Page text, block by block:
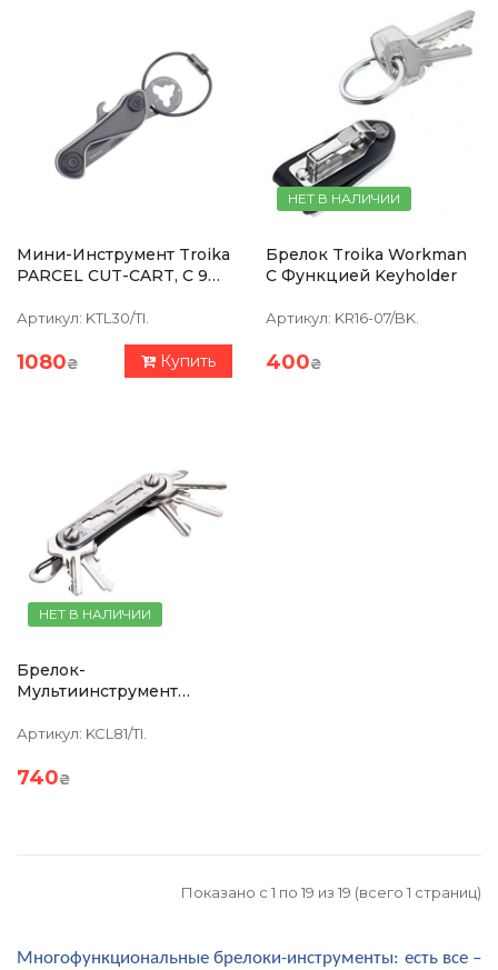
Мини-Инструмент Troika
PARCEL CUT-CART, С 9
Титан
Артикул: KTL30/TI.
1080₴ Купить
НЕТ В НАЛИЧИИ
Брелок Troika Workman
С Функцией Keyholder
Артикул: KR16-07/BK.
400₴
НЕТ В НАЛИЧИИ
Брелок-
Мультиинструмент
Черный
Артикул: KCL81/TI.
740₴
Показано с 1 по 19 из 19 (всего 1 страниц)
Многофункциональные брелоки-инструменты: есть все –